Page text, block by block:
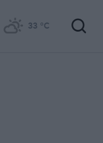
33 °C